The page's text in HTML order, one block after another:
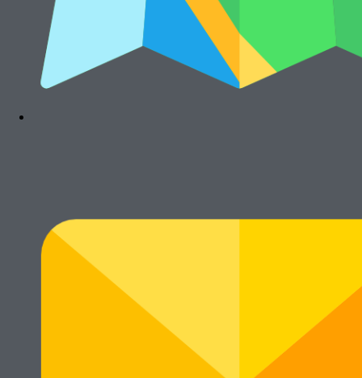
Tentang Kami
Kontak
S & K
Harga Jual
Harga Sewa
FAQs